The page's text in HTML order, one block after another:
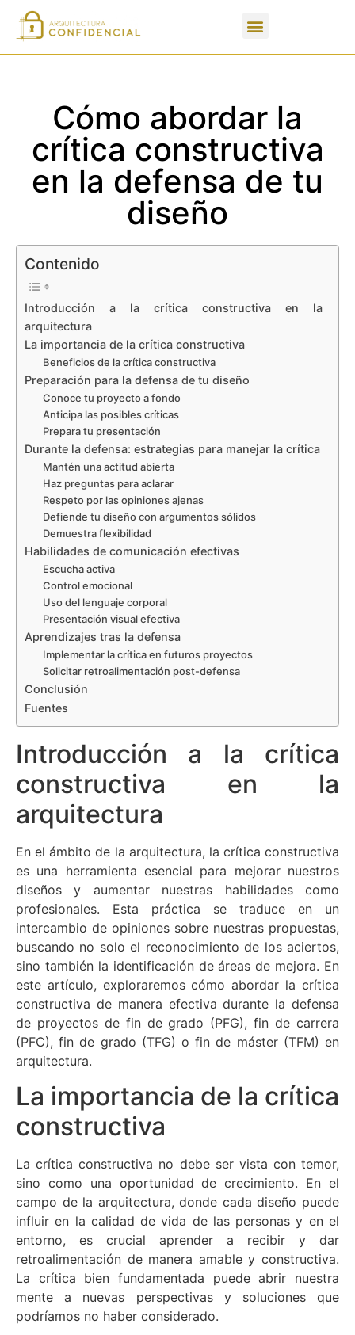
Cómo abordar la
crítica constructiva
en la defensa de tu
diseño
Contenido
Introducción a la crítica constructiva en la
arquitectura
La importancia de la crítica constructiva
Beneficios de la crítica constructiva
Preparación para la defensa de tu diseño
Conoce tu proyecto a fondo
Anticipa las posibles críticas
Prepara tu presentación
Durante la defensa: estrategias para manejar la crítica
Mantén una actitud abierta
Haz preguntas para aclarar
Respeto por las opiniones ajenas
Defiende tu diseño con argumentos sólidos
Demuestra flexibilidad
Habilidades de comunicación efectivas
Escucha activa
Control emocional
Uso del lenguaje corporal
Presentación visual efectiva
Aprendizajes tras la defensa
Implementar la crítica en futuros proyectos
Solicitar retroalimentación post-defensa
Conclusión
Fuentes
Introducción a la crítica
constructiva en la
arquitectura
En el ámbito de la arquitectura, la crítica constructiva
es una herramienta esencial para mejorar nuestros
diseños y aumentar nuestras habilidades como
profesionales. Esta práctica se traduce en un
intercambio de opiniones sobre nuestras propuestas,
buscando no solo el reconocimiento de los aciertos,
sino también la identificación de áreas de mejora. En
este artículo, exploraremos cómo abordar la crítica
constructiva de manera efectiva durante la defensa
de proyectos de fin de grado (PFG), fin de carrera
(PFC), fin de grado (TFG) o fin de máster (TFM) en
arquitectura.
La importancia de la crítica
constructiva
La crítica constructiva no debe ser vista con temor,
sino como una oportunidad de crecimiento. En el
campo de la arquitectura, donde cada diseño puede
influir en la calidad de vida de las personas y en el
entorno, es crucial aprender a recibir y dar
retroalimentación de manera amable y constructiva.
La crítica bien fundamentada puede abrir nuestra
mente a nuevas perspectivas y soluciones que
podríamos no haber considerado.